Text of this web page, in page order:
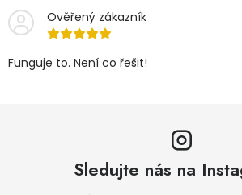
Ověřený zákazník
Funguje to. Není co řešit!
Sledujte nás na